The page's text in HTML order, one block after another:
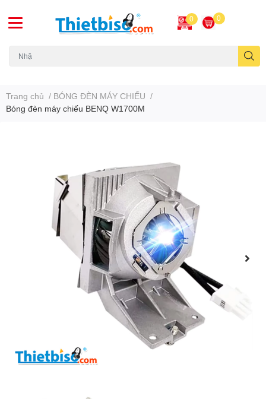
0 0
Trang chủ / BÓNG ĐÈN MÁY CHIẾU /
Bóng đèn máy chiếu BENQ W1700M